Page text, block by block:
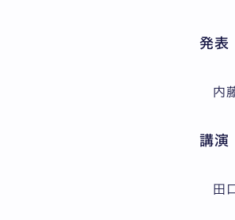
発表
内
講演
田